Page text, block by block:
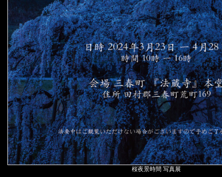
桜夜景時間 写真展